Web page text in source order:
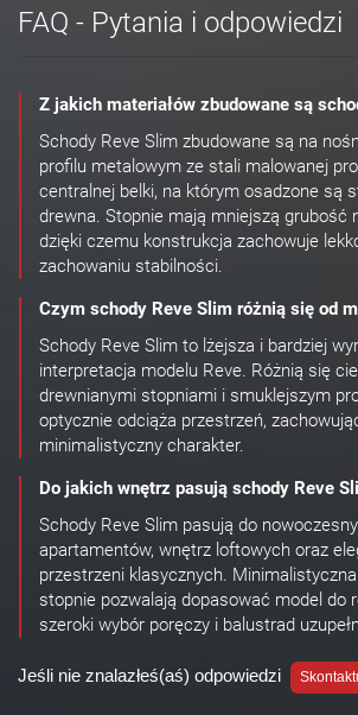
FAQ - Pytania i odpowiedzi
Z jakich materiałów zbudowane są
Schody Reve Slim zbudowane są na
profilu metalowym ze stali malowanej
centralnej belki, na którym osadzone są
drewna. Stopnie mają mniejszą grubość
dzięki czemu konstrukcja zachowuje
zachowaniu stabilności.
Czym schody Reve Slim różnią się od
Schody Reve Slim to lżejsza i bardziej
interpretacja modelu Reve. Różnią się
drewnianymi stopniami i smuklejszym
optycznie odciąża przestrzeń,
minimalistyczny charakter.
Do jakich wnętrz pasują schody Reve
Schody Reve Slim pasują do
apartamentów, wnętrz loftowych oraz
przestrzeni klasycznych.
stopnie pozwalają dopasować model do
szeroki wybór poręczy i balustrad
Jeśli nie znalazłeś(aś) odpowiedzi